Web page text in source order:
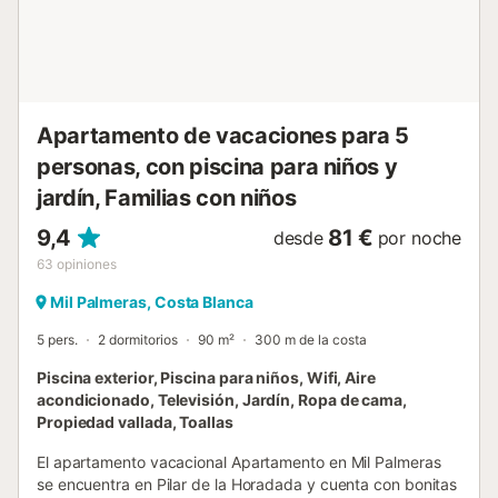
Apartamento de vacaciones para 5
personas, con piscina para niños y
jardín, Familias con niños
9,4
63 opiniones
desde 81 € por noche
Mil Palmeras, Costa Blanca
5 pers. 2 dormitorios 90 m² 300 m de la costa
Piscina exterior, Piscina para niños, Wifi, Aire
acondicionado, Televisión, Jardín, Ropa de cama,
Propiedad vallada, Toallas
El apartamento vacacional Apartamento en Mil Palmeras
se encuentra en Pilar de la Horadada y cuenta con bonitas